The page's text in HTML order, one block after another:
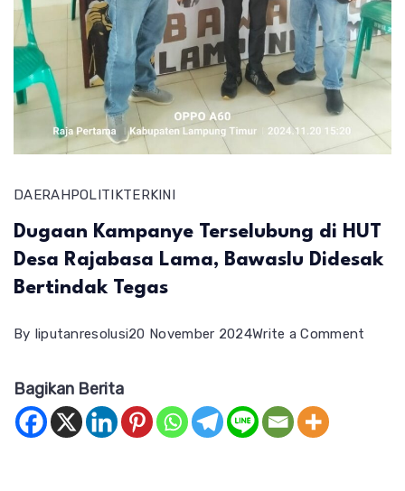
DAERAHPOLITIKTERKINI
Dugaan Kampanye Terselubung di HUT
Desa Rajabasa Lama, Bawaslu Didesak
Bertindak Tegas
By liputanresolusi20 November 2024Write a Comment
Bagikan Berita